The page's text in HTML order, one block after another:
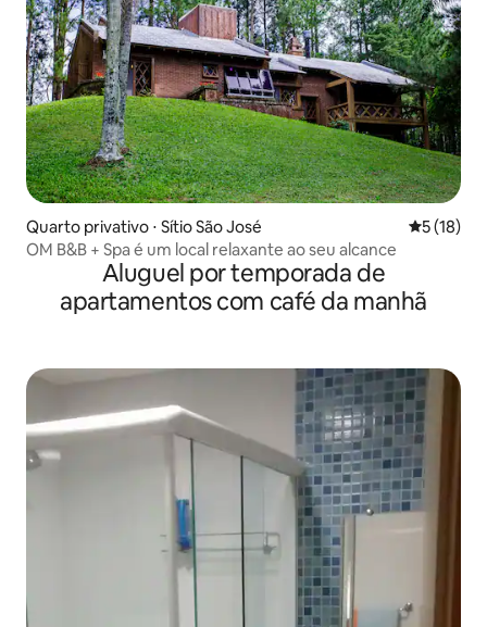
Quarto privativo ⋅ Sítio São José 5 de uma
5 (18)
OM B&B + Spa é um local relaxante ao seu alcance
Aluguel por temporada de
apartamentos com café da manhã